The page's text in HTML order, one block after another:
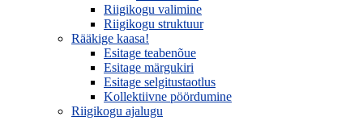
Riigikogu valimine
Riigikogu struktuur
Rääkige kaasa!
Esitage teabenõue
Esitage märgukiri
Esitage selgitustaotlus
Kollektiivne pöördumine
Riigikogu ajalugu